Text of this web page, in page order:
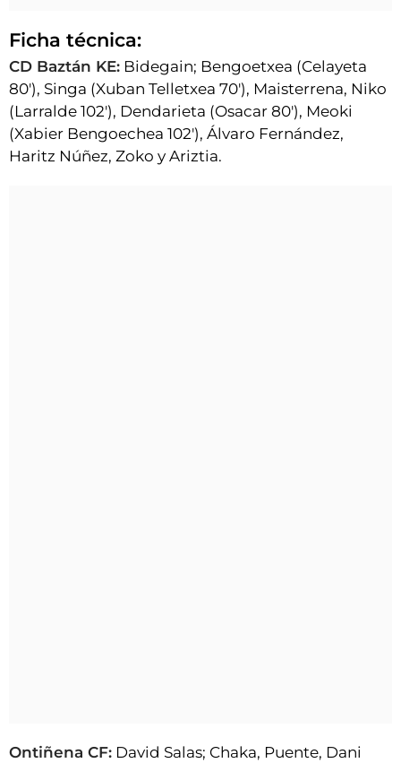
INICIAR SESIÓN
Ficha técnica:
CD Baztán KE: Bidegain; Bengoetxea (Celayeta
80'), Singa (Xuban Telletxea 70'), Maisterrena, Niko
(Larralde 102'), Dendarieta (Osacar 80'), Meoki
(Xabier Bengoechea 102'), Álvaro Fernández,
Haritz Núñez, Zoko y Ariztia.
Ontiñena CF: David Salas; Chaka, Puente, Dani